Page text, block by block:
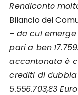
Rendiconto
Bilancio del
– da cui
pari a ben
accantonata è
crediti di
5.556.703,83